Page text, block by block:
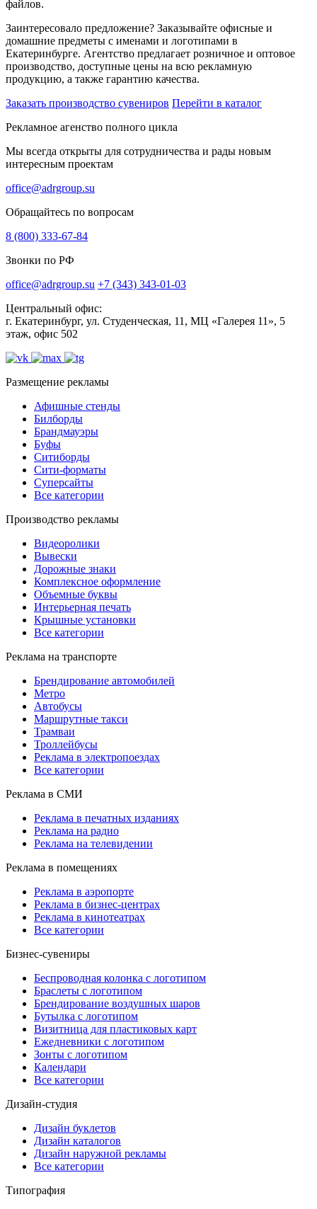
файлов.
Заинтересовало предложение? Заказывайте офисные и
домашние предметы с именами и логотипами в
Екатеринбурге. Агентство предлагает розничное и оптовое
производство, доступные цены на всю рекламную
продукцию, а также гарантию качества.
Заказать производство сувениров Перейти в каталог
Рекламное агенство полного цикла
Мы всегда открыты для сотрудничества и рады новым
интересным проектам
office@adrgroup.su
Обращайтесь по вопросам
8 (800) 333-67-84
Звонки по РФ
office@adrgroup.su +7 (343) 343-01-03
Центральный офис:
г. Екатеринбург, ул. Студенческая, 11, МЦ «Галерея 11», 5
этаж, офис 502
Размещение рекламы
Афишные стенды
Билборды
Брандмауэры
Буфы
Ситиборды
Сити-форматы
Суперсайты
Все категории
Производство рекламы
Видеоролики
Вывески
Дорожные знаки
Комплексное оформление
Объемные буквы
Интерьерная печать
Крышные установки
Все категории
Реклама на транспорте
Брендирование автомобилей
Метро
Автобусы
Маршрутные такси
Трамваи
Троллейбусы
Реклама в электропоездах
Все категории
Реклама в СМИ
Реклама в печатных изданиях
Реклама на радио
Реклама на телевидении
Реклама в помещениях
Реклама в аэропорте
Реклама в бизнес-центрах
Реклама в кинотеатрах
Все категории
Бизнес-сувениры
Беспроводная колонка с логотипом
Браслеты с логотипом
Брендирование воздушных шаров
Бутылка с логотипом
Визитница для пластиковых карт
Ежедневники с логотипом
Зонты с логотипом
Календари
Все категории
Дизайн-студия
Дизайн буклетов
Дизайн каталогов
Дизайн наружной рекламы
Все категории
Типография